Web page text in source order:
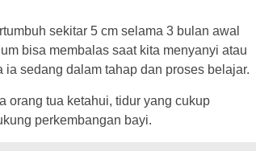
sekitar 5 cm selama 3 bulan awal
bisa membalas saat kita menyanyi atau
sedang dalam tahap dan proses belajar.
orang tua ketahui, tidur yang cukup
perkembangan bayi.